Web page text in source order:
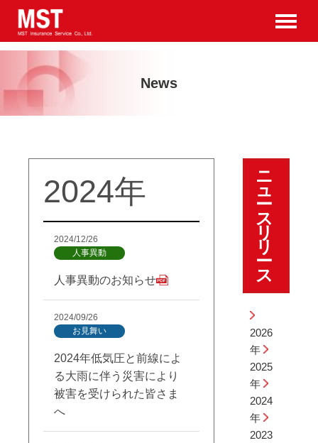
News
2024年
2024/12/26
人事異動
人事異動のお知らせ
2024/09/26
お見舞い
2024年低気圧と前線によ
る大雨に伴う災害により
被害を受けられた皆さま
へ
ニ
ュ
ー
ス
リ
リ
ー
ス
2026
年
2025
年
2024
年
2023